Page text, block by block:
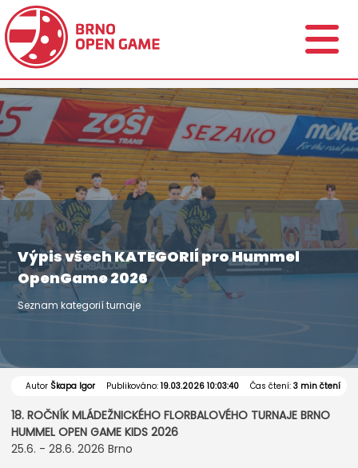
Výpis všech KATEGORIÍ pro Hummel
OpenGame 2026
Seznam kategorií turnaje
Autor Škapa Igor Publikováno: 19.03.2026 10:03:40 Čas čtení:3 min čtení
18. ROČNÍK MLÁDEŽNICKÉHO FLORBALOVÉHO TURNAJE BRNO
HUMMEL OPEN GAME KIDS 2026
25.6. - 28.6. 2026 Brno